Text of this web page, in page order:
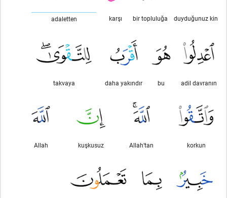
duyduğunuz kin
bir topluluğa
karşı
adaletten
adil davranın
bu
daha yakındır
takvaya
korkun
Allah'tan
kuşkusuz
Allah